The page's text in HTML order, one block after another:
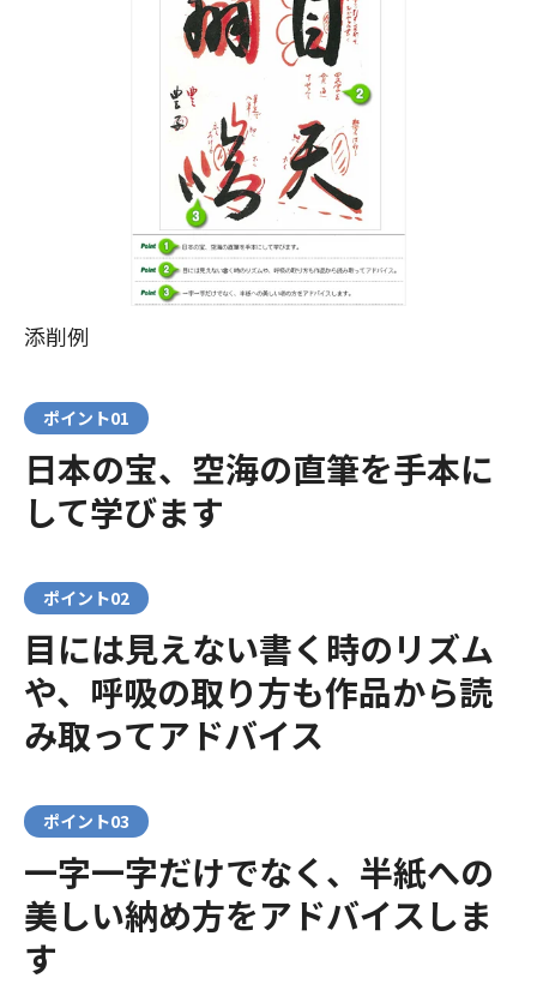
添削例
ポイント01
日本の宝、空海の直筆を手本に
して学びます
ポイント02
目には見えない書く時のリズム
や、呼吸の取り方も作品から読
み取ってアドバイス
ポイント03
一字一字だけでなく、半紙への
美しい納め方をアドバイスしま
す